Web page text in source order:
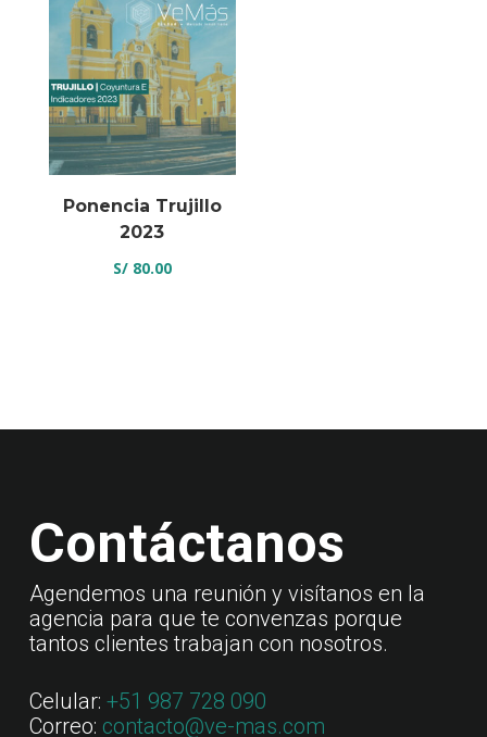
Ponencia Trujillo
2023
S/80.00
Contáctanos
Agendemos una reunión y visítanos en la
agencia para que te convenzas porque
tantos clientes trabajan con nosotros.
Celular: +51 987 728 090
Correo: contacto@ve-mas.com